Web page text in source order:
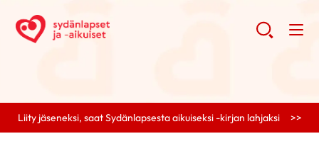
Liity jäseneksi, saat Sydänlapsesta aikuiseksi -kirjan lahjaksi >>